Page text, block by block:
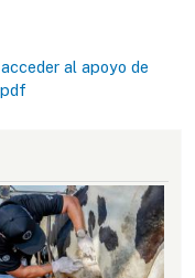
al apoyo de